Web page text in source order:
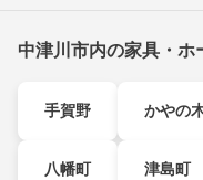
中津川市内の家具・ホ
手賀野 かやの
八幡町 津島町